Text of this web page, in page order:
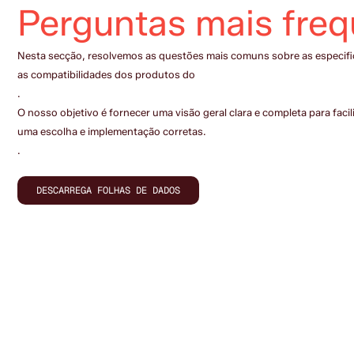
Perguntas mais
Nesta secção, resolvemos as questões mais comuns sobre as
as compatibilidades dos produtos do
.
O nosso objetivo é fornecer uma visão geral clara e completa para
uma escolha e implementação corretas.
.
DESCARREGA FOLHAS DE DADOS